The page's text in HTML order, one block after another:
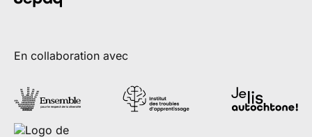
En collaboration avec